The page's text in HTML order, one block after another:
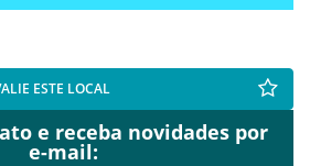
ESTE LOCAL
e receba novidades por
e-mail: